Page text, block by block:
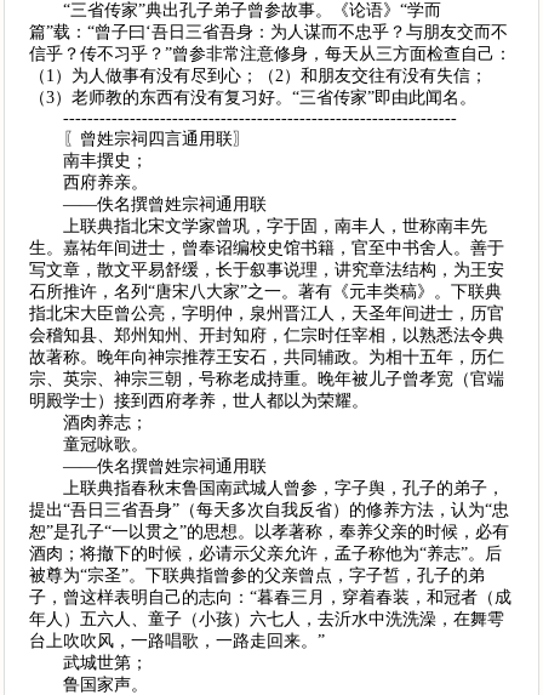
“三省传家”典出孔子弟子曾参故事。《论语》“学而
篇”载：“曾子曰‘吾日三省吾身：为人谋而不忠乎？与朋友交而不
信乎？传不习乎？”曾参非常注意修身，每天从三方面检查自己：
（1）为人做事有没有尽到心；（2）和朋友交往有没有失信；
（3）老师教的东西有没有复习好。“三省传家”即由此闻名。
-----------------------------------------------------------------
〖曾姓宗祠四言通用联〗
南丰撰史；
西府养亲。
——佚名撰曾姓宗祠通用联
上联典指北宋文学家曾巩，字于固，南丰人，世称南丰先
生。嘉祐年间进士，曾奉诏编校史馆书籍，官至中书舍人。善于
写文章，散文平易舒缓，长于叙事说理，讲究章法结构，为王安
石所推许，名列“唐宋八大家”之一。著有《元丰类稿》。下联典
指北宋大臣曾公亮，字明仲，泉州晋江人，天圣年间进士，历官
会稽知县、郑州知州、开封知府，仁宗时任宰相，以熟悉法令典
故著称。晚年向神宗推荐王安石，共同辅政。为相十五年，历仁
宗、英宗、神宗三朝，号称老成持重。晚年被儿子曾孝宽（官端
明殿学士）接到西府孝养，世人都以为荣耀。
酒肉养志；
童冠咏歌。
——佚名撰曾姓宗祠通用联
上联典指春秋末鲁国南武城人曾参，字子舆，孔子的弟子，
提出“吾日三省吾身”（每天多次自我反省）的修养方法，认为“忠
恕”是孔子“一以贯之”的思想。以孝著称，奉养父亲的时候，必有
酒肉；将撤下的时候，必请示父亲允许，孟子称他为“养志”。后
被尊为“宗圣”。下联典指曾参的父亲曾点，字子皙，孔子的弟
子，曾这样表明自己的志向：“暮春三月，穿着春装，和冠者（成
年人）五六人、童子（小孩）六七人，去沂水中洗洗澡，在舞雩
台上吹吹风，一路唱歌，一路走回来。”
武城世第；
鲁国家声。